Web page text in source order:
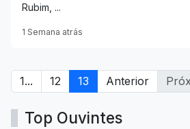
Rubim, ...
1 Semana atrás
1... 12 13 Anterior
Top Ouvintes